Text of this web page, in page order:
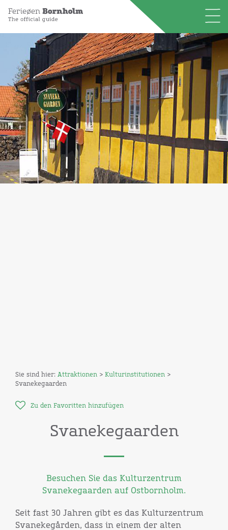
Sie sind hier: Attraktionen > Kulturinstitutionen >
Svanekegaarden
Zu den Favoritten hinzufügen
Svanekegaarden
Besuchen Sie das Kulturzentrum
Svanekegaarden auf Ostbornholm.
Seit fast 30 Jahren gibt es das Kulturzentrum
Svanekegården, dass in einem der alten